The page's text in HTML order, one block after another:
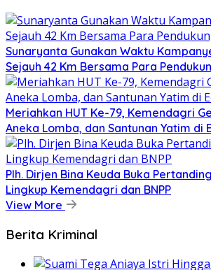
Sunaryanta Gunakan Waktu
Sejauh 42 Km Bersama Para
Meriahkan HUT Ke-79, Kemendagri
Aneka Lomba, dan Santunan Yatim di
Plh. Dirjen Bina Keuda Buka
Lingkup Kemendagri dan BNPP
View More
Berita Kriminal